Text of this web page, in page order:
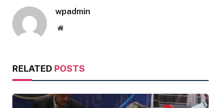
wpadmin
Website
RELATED POSTS